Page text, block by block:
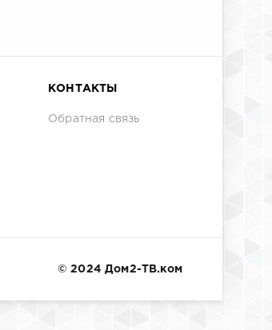
КОНТАКТЫ
Обратная связь
© 2024 Дом2-ТВ.ком